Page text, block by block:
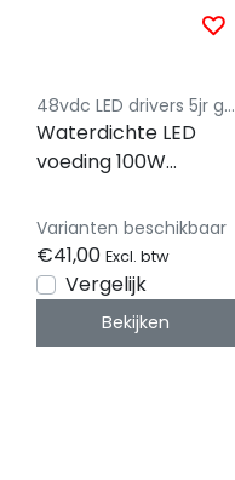
48vdc LED drivers 5jr garantie
Waterdichte LED
voeding 100W
IP67 –
MCHQ100V48-GE
Varianten beschikbaar
€41,00 Excl. btw
Vergelijk
Bekijken